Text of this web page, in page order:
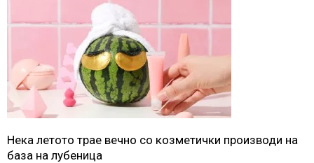
Нека летото трае вечно со козметички производи на
база на лубеница